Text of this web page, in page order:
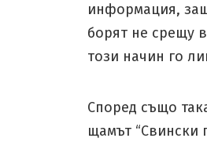
информация,
борят не срещу
този начин го
Според също
щамът “Свински